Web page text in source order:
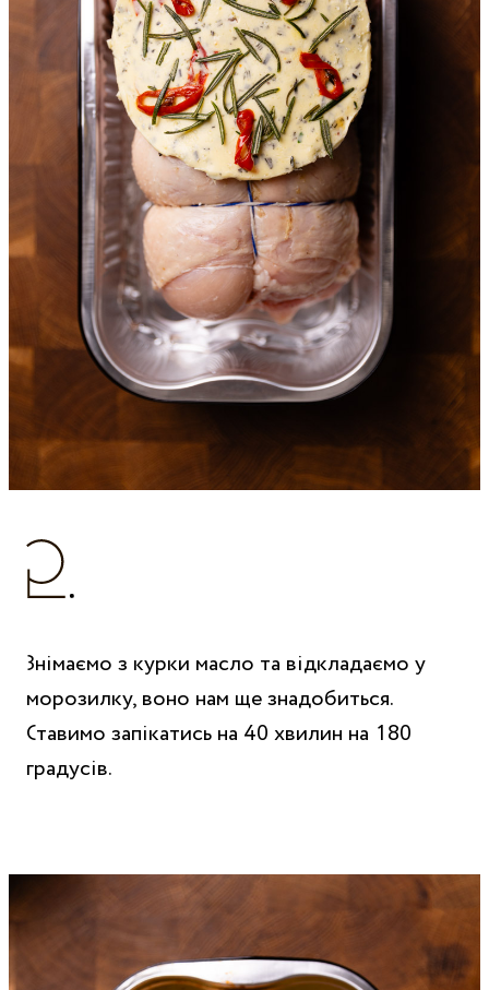
Знімаємо з курки масло та відкладаємо у
морозилку, воно нам ще знадобиться.
Ставимо запікатись на 40 хвилин на 180
градусів.